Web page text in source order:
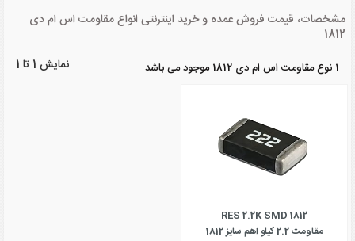
مشخصات، قیمت فروش عمده و خرید اینترنتی انواع مقاومت اس ام دی
1812
1 نوع مقاومت اس ام دی 1812 موجود می باشد نمایش 1 تا 1
RES 2.2K SMD 1812
مقاومت 2.2 کیلو اهم سایز 1812